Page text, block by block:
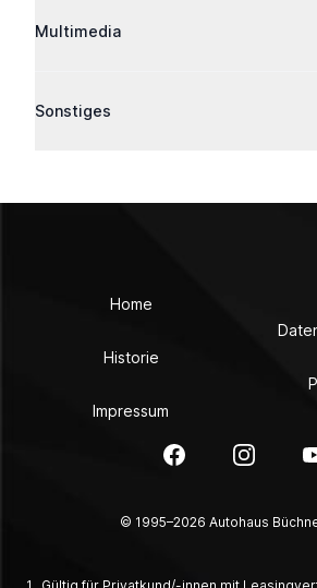
Multimedia
Sonstiges
Home
Historie
Impressum
FacebookInstagram
© 1995–2026 Autohaus